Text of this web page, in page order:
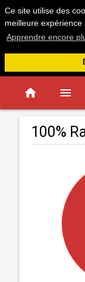
Ce site utilise des
meilleure
Apprendre encore
home menu
100%